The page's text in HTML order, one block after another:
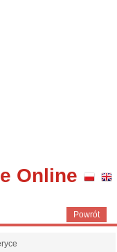
Online
Powrót